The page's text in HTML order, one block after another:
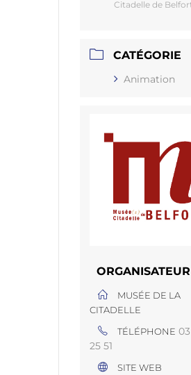
Citadelle de
CATÉGORIE
Animation
ORGANISATEUR
MUSÉE DE LA
CITADELLE
TÉLÉPHONE
25 51
SITE WEB